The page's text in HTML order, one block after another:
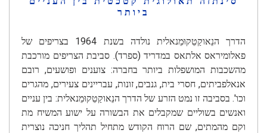
ביותר
הדרך הנֵאוקַטֵקוּמֵנאלית נולדה בשנת 1964 בצריפים של
פאלומיראס אלתאס במדריד (ספרד). סביבת הצריפים מורכבת
מהשכבות המושפלות ביותר בחברה: צוענים ופושעים, רובם
אנאלפביתים, חסרי בית, גנבים, זונות, עבריינים צעירים, מהגרים
וכו'. בסביבה זו נמט הזרע של הדרך הנֵאוקַטֵקוּמֵנאלית: בין עניים
ואנשים בשוליים שמקבלים את הבשורה על ישוע המשיח מת
וקם מהמתים, שם הרוח הקודש מתחיל תהליך חניכה נוצרית